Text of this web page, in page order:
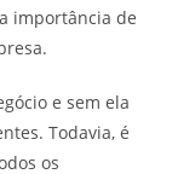
importância de
e sem ela
Todavia, é
os